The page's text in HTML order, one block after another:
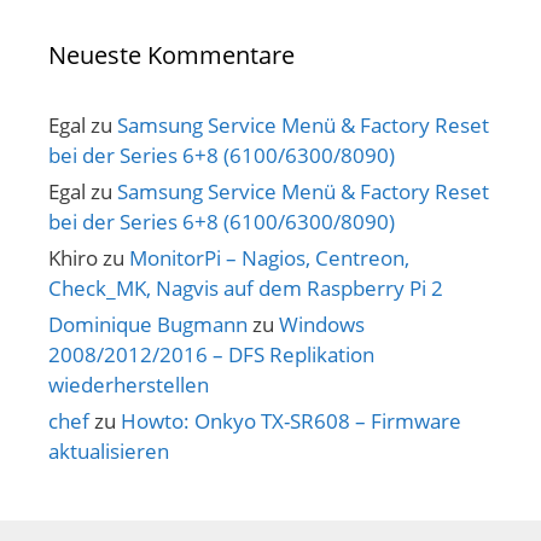
Neueste Kommentare
Egal zu Samsung Service Menü & Factory Reset
bei der Series 6+8 (6100/6300/8090)
Egal zu Samsung Service Menü & Factory Reset
bei der Series 6+8 (6100/6300/8090)
Khirozu MonitorPi – Nagios, Centreon,
Check_MK, Nagvis auf dem Raspberry Pi 2
Dominique Bugmann zu Windows
2008/2012/2016 – DFS Replikation
wiederherstellen
chefzu Howto: Onkyo TX-SR608 – Firmware
aktualisieren